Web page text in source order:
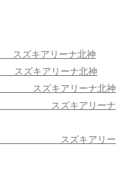
ズキアリーナ北神
ズキアリーナ北神
スズキアリーナ北神
声 スズキアリーナ
お声 スズキアリー